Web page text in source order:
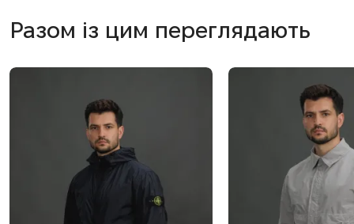
Разом із цим переглядають